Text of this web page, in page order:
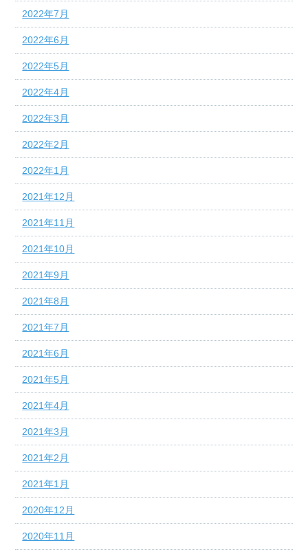
2022年7月
2022年6月
2022年5月
2022年4月
2022年3月
2022年2月
2022年1月
2021年12月
2021年11月
2021年10月
2021年9月
2021年8月
2021年7月
2021年6月
2021年5月
2021年4月
2021年3月
2021年2月
2021年1月
2020年12月
2020年11月